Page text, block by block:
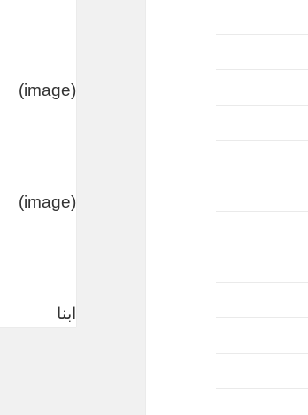
(image)
(image)
ابنا